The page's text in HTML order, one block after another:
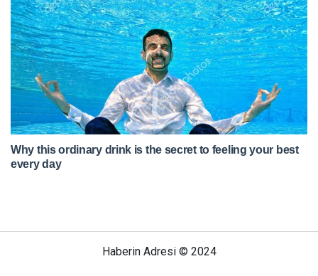
Haberin Adresi © 2024